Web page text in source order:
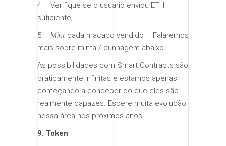
4 – Verifique se o usuário enviou ETH
suficiente;
5 – Mint cada macaco vendido – Falaremos
mais sobre minta / cunhagem abaixo.
As possibilidades com Smart Contracts são
praticamente infinitas e estamos apenas
começando a conceber do que eles são
realmente capazes. Espere muita evolução
nessa área nos próximos anos.
9. Token